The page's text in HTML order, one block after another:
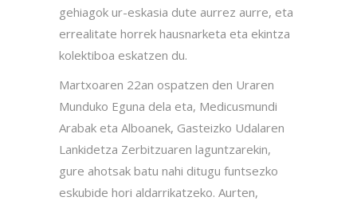
gehiagok ur-eskasia dute aurrez aurre, eta
errealitate horrek hausnarketa eta ekintza
kolektiboa eskatzen du.
Martxoaren 22an ospatzen den Uraren
Munduko Eguna dela eta, Medicusmundi
Arabak eta Alboanek, Gasteizko Udalaren
Lankidetza Zerbitzuaren laguntzarekin,
gure ahotsak batu nahi ditugu funtsezko
eskubide hori aldarrikatzeko. Aurten,